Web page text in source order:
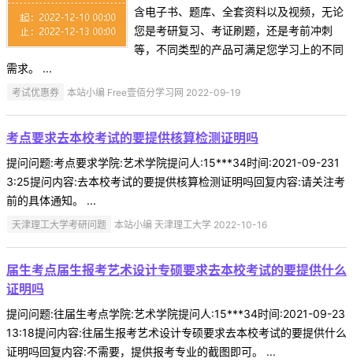
含电子书、题库、全套资料以及视频，无论
您是考研复习、考证刷题，还是考前冲刺
等，不同类型的产品可满足您学习上的不同
需求。 ...
考试优惠券 本站小编 Free壹佰分学习网 2022-09-19
考点要求去本校考试的要提供核算检测证明吗
提问问题:考点要求学院:艺术学院提问人:15***34时间:2021-09-231
3:25提问内容:去本校考试的要提供核算检测证明吗回复内容:请关注考
前的具体通知。 ...
天津理工大学考研问题 本站小编 天津理工大学 2022-10-16
届生考点届生报考艺术设计专硕要求去本校考试的要提供什么
证明吗
提问问题:往届生考点学院:艺术学院提问人:15***34时间:2021-09-23
13:18提问内容:往届生报考艺术设计专硕要求去本校考试的要提供什么
证明吗回复内容:不需要，提供报考专业的截图即可。 ...